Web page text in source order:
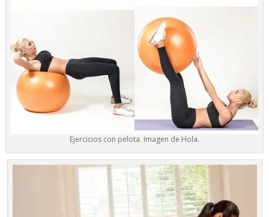
Ejercicios con pelota. Imagen de Hola.